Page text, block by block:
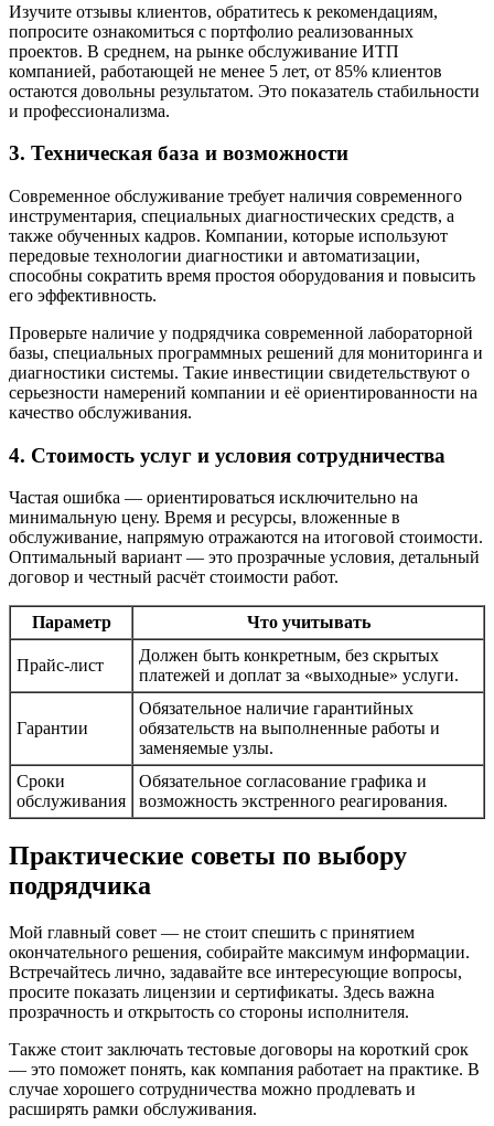
Изучите отзывы клиентов, обратитесь к рекомендациям,
попросите ознакомиться с портфолио реализованных
проектов. В среднем, на рынке обслуживание ИТП
компанией, работающей не менее 5 лет, от 85% клиентов
остаются довольны результатом. Это показатель стабильности
и профессионализма.
3. Техническая база и возможности
Современное обслуживание требует наличия современного
инструментария, специальных диагностических средств, а
также обученных кадров. Компании, которые используют
передовые технологии диагностики и автоматизации,
способны сократить время простоя оборудования и повысить
его эффективность.
Проверьте наличие у подрядчика современной лабораторной
базы, специальных программных решений для мониторинга и
диагностики системы. Такие инвестиции свидетельствуют о
серьезности намерений компании и её ориентированности на
качество обслуживания.
4. Стоимость услуг и условия сотрудничества
Частая ошибка — ориентироваться исключительно на
минимальную цену. Время и ресурсы, вложенные в
обслуживание, напрямую отражаются на итоговой стоимости.
Оптимальный вариант — это прозрачные условия, детальный
договор и честный расчёт стоимости работ.
Параметр Что учитывать
Прайс-лист
Должен быть конкретным, без скрытых
платежей и доплат за «выходные» услуги.
Гарантии
Обязательное наличие гарантийных
обязательств на выполненные работы и
заменяемые узлы.
Сроки
обслуживания
Обязательное согласование графика и
возможность экстренного реагирования.
Практические советы по выбору
подрядчика
Мой главный совет — не стоит спешить с принятием
окончательного решения, собирайте максимум информации.
Встречайтесь лично, задавайте все интересующие вопросы,
просите показать лицензии и сертификаты. Здесь важна
прозрачность и открытость со стороны исполнителя.
Также стоит заключать тестовые договоры на короткий срок
— это поможет понять, как компания работает на практике. В
случае хорошего сотрудничества можно продлевать и
расширять рамки обслуживания.